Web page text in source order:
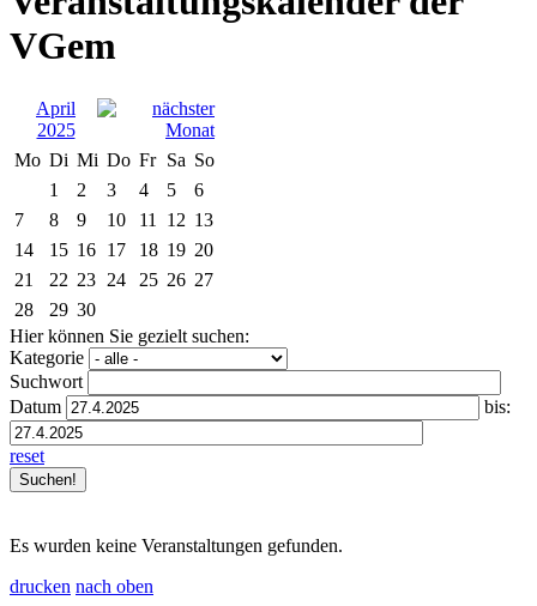
VGem
April
2025
Mo Di Mi Do Fr Sa So
1
2 3 4 5
6
7
8 9 10 11 12 13
14
15 16 17 18 19 20
21
22 23 24 25 26 27
28
29 30
Hier können Sie gezielt suchen:
Kategorie
Suchwort
Datum
bis:
reset
Es wurden keine Veranstaltungen gefunden.
drucken nach oben